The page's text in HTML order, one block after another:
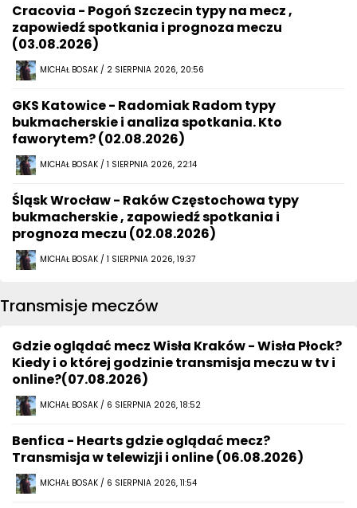
Cracovia - Pogoń Szczecin typy na mecz ,
zapowiedź spotkania i prognoza meczu
(03.08.2026)
MICHAŁ BOSAK / 2 SIERPNIA 2026, 20:56
GKS Katowice - Radomiak Radom typy
bukmacherskie i analiza spotkania. Kto
faworytem? (02.08.2026)
MICHAŁ BOSAK / 1 SIERPNIA 2026, 22:14
Śląsk Wrocław - Raków Częstochowa typy
bukmacherskie , zapowiedź spotkania i
prognoza meczu (02.08.2026)
MICHAŁ BOSAK / 1 SIERPNIA 2026, 19:37
Transmisje meczów
Gdzie oglądać mecz Wisła Kraków - Wisła Płock?
Kiedy i o której godzinie transmisja meczu w tv i
online?(07.08.2026)
MICHAŁ BOSAK / 6 SIERPNIA 2026, 18:52
Benfica - Hearts gdzie oglądać mecz?
Transmisja w telewizji i online (06.08.2026)
MICHAŁ BOSAK / 6 SIERPNIA 2026, 11:54